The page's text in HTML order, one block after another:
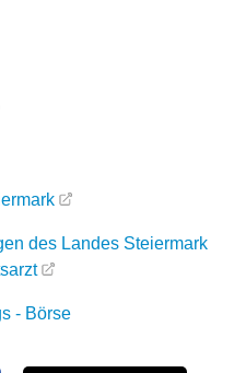
des Landes Steiermark
- Börse